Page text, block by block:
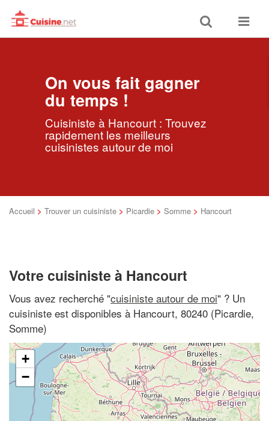
Toggle
search
Toggle
On vous fait gagner
du temps !
Cuisiniste à Hancourt : Trouvez
rapidement les meilleurs
cuisinistes autour de moi
Accueil > Trouver un cuisiniste > Picardie > Somme > Hancourt
Votre cuisiniste à Hancourt
Vous avez recherché "cuisiniste autour de moi" ? Un
cuisiniste est disponibles à Hancourt, 80240 (Picardie,
Somme)
+
−